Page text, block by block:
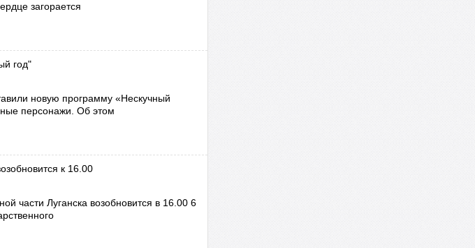
загорается
год"
новую программу «Нескучный
персонажи. Об этом
к 16.00
части Луганска возобновится в 16.00 6